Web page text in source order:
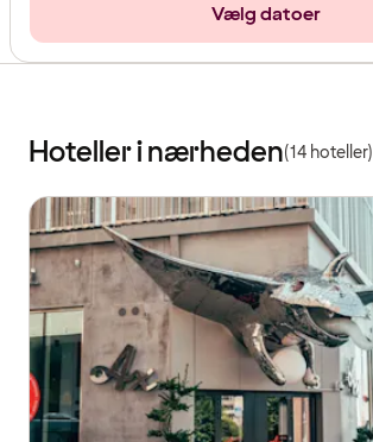
Vælg datoer
Hoteller i nærheden(14 hoteller)